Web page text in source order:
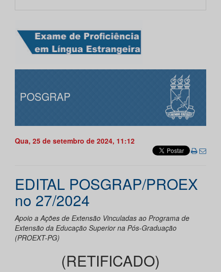
POSGRAP
Qua, 25 de setembro de 2024, 11:12
EDITAL POSGRAP/PROEX
no 27/2024
Apoio a Ações de Extensão Vinculadas ao Programa de
Extensão da Educação Superior na Pós-Graduação
(PROEXT-PG)
(RETIFICADO)